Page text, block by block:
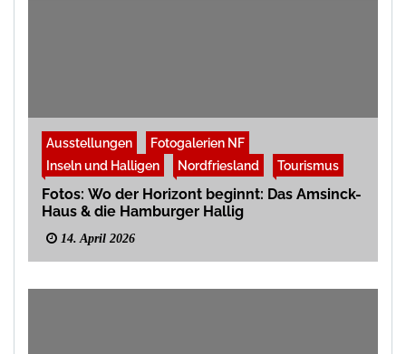
Ausstellungen
Fotogalerien NF
Inseln und Halligen
Nordfriesland Tourismus
Fotos: Wo der Horizont beginnt: Das Amsinck-
Haus & die Hamburger Hallig
14. April 2026